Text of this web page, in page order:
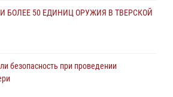
БОЛЕЕ 50 ЕДИНИЦ ОРУЖИЯ В ТВЕРСКОЙ
безопасность при проведении